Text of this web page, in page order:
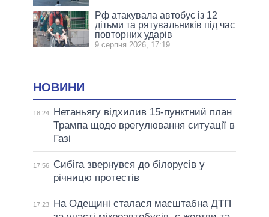
Рф атакувала автобус із 12
дітьми та рятувальників під час
повторних ударів
9 серпня 2026, 17:19
НОВИНИ
18:24
Нетаньягу відхилив 15-пунктний план
Трампа щодо врегулювання ситуації в
Газі
17:56
Сибіга звернувся до білорусів у
річницю протестів
17:23
На Одещині сталася масштабна ДТП